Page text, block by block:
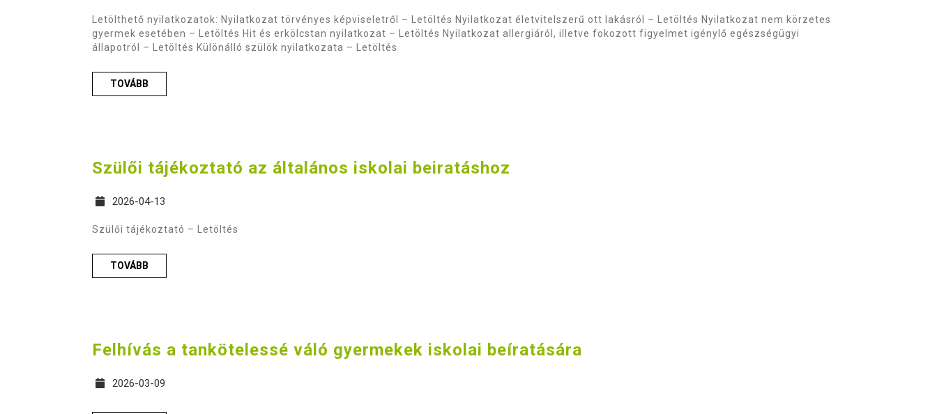
Letölthető nyilatkozatok: Nyilatkozat törvényes képviseletről – Letöltés Nyilatkozat életvitelszerű ott lakásról – Letöltés Nyilatkozat nem körzetes
gyermek esetében – Letöltés Hit és erkölcstan nyilatkozat – Letöltés Nyilatkozat allergiáról, illetve fokozott figyelmet igénylő egészségügyi
állapotról – Letöltés Különálló szülök nyilatkozata – Letöltés
TOVÁBB
Szülői tájékoztató az általános iskolai beiratáshoz
2026-04-13
Szülői tájékoztató – Letöltés
TOVÁBB
Felhívás a tankötelessé váló gyermekek iskolai beíratására
2026-03-09